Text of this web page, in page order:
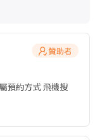
贊助者
預約方式 飛機搜